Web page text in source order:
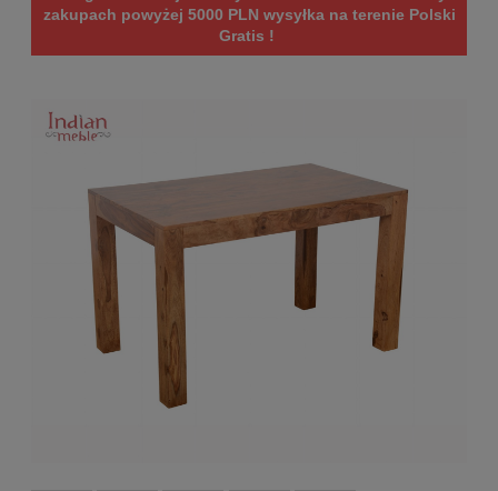
zakupach powyżej 5000 PLN wysyłka na terenie Polski
Gratis !